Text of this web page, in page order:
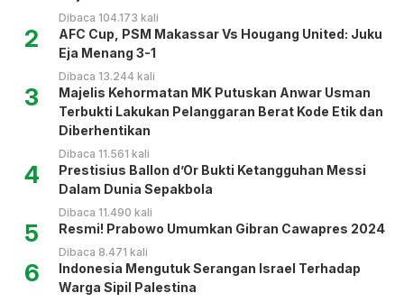
Dibaca 104.173 kali
2
AFC Cup, PSM Makassar Vs Hougang United: Juku
Eja Menang 3-1
Dibaca 13.244 kali
3
Majelis Kehormatan MK Putuskan Anwar Usman
Terbukti Lakukan Pelanggaran Berat Kode Etik dan
Diberhentikan
Dibaca 11.561 kali
4
Prestisius Ballon d’Or Bukti Ketangguhan Messi
Dalam Dunia Sepakbola
Dibaca 11.490 kali
5 Resmi! Prabowo Umumkan Gibran Cawapres 2024
Dibaca 8.471 kali
6
Indonesia Mengutuk Serangan Israel Terhadap
Warga Sipil Palestina